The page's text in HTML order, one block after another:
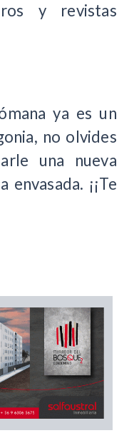
y revistas
ya es un
no olvides
una nueva
¡¡Te